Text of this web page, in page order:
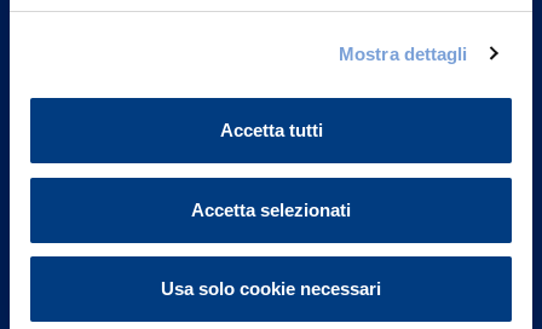
Mostra dettagli
Accetta tutti
Accetta selezionati
Usa solo cookie necessari
FAQ
Investor Relations